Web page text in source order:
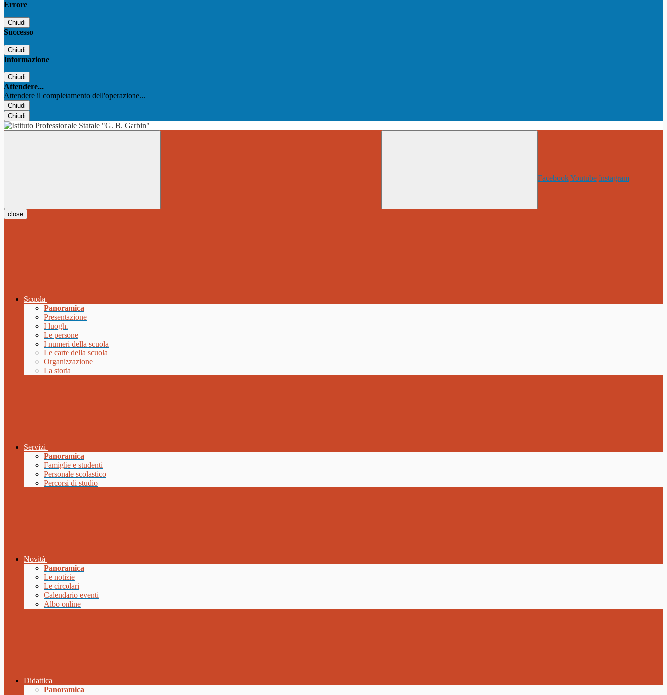
Errore
Chiudi
Successo
Chiudi
Informazione
Chiudi
Attendere...
Attendere il completamento dell'operazione...
Chiudi
Chiudi
FacebookYoutube Instagram
close
Scuola
Panoramica
Presentazione
I luoghi
Le persone
I numeri della scuola
Le carte della scuola
Organizzazione
La storia
Servizi
Panoramica
Famiglie e studenti
Personale scolastico
Percorsi di studio
Novità
Panoramica
Le notizie
Le circolari
Calendario eventi
Albo online
Didattica
Panoramica